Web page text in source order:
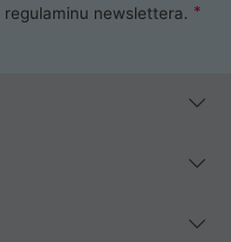
regulaminu newslettera.